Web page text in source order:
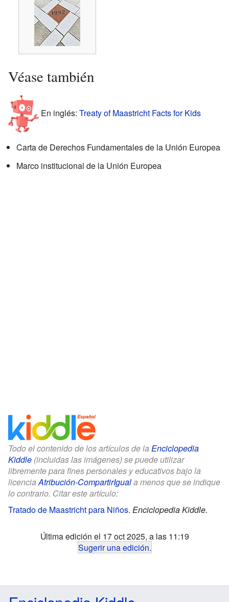
Véase también
En inglés: Treaty of Maastricht Facts for Kids
Carta de Derechos Fundamentales de la Unión Europea
Marco institucional de la Unión Europea
Todo el contenido de los artículos de la Enciclopedia
Kiddle (incluidas las imágenes) se puede utilizar
libremente para fines personales y educativos bajo la
licenciaAtribución-CompartirIguala menos que se indique
lo contrario. Citar este artículo:
Tratado de Maastricht para Niños. Enciclopedia Kiddle.
Última edición el 17 oct 2025, a las 11:19
Sugerir una edición.